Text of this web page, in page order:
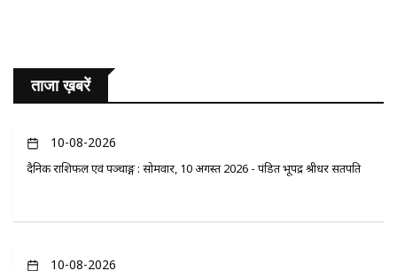
ताजा ख़बरें
10-08-2026
दैनिक राशिफल एवं पञ्चाङ्ग : सोमवार, 10 अगस्त 2026 - पंडित भूपेंद्र श्रीधर सतपति
10-08-2026